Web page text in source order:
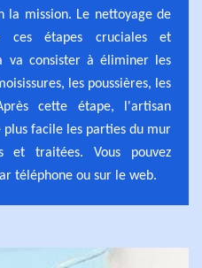
la mission. Le nettoyage de
étapes cruciales et
va consister à éliminer les
les poussières, les
cette étape, l'artisan
facile les parties du mur
et traitées. Vous pouvez
téléphone ou sur le web.